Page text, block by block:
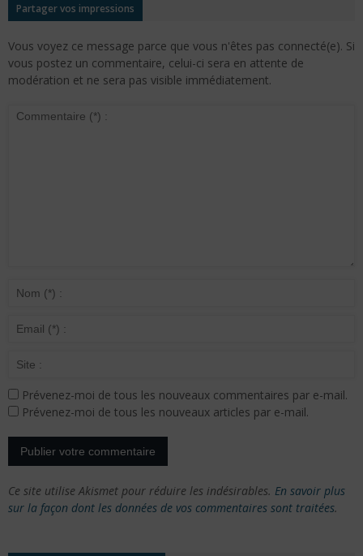
Partager vos impressions
Vous voyez ce message parce que vous n'êtes pas connecté(e). Si
vous postez un commentaire, celui-ci sera en attente de
modération et ne sera pas visible immédiatement.
Prévenez-moi de tous les nouveaux commentaires par e-mail.
Prévenez-moi de tous les nouveaux articles par e-mail.
Ce site utilise Akismet pour réduire les indésirables. En savoir plus
sur la façon dont les données de vos commentaires sont traitées.